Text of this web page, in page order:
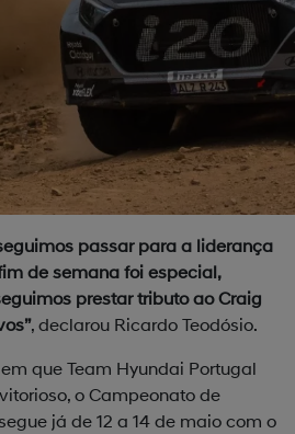
passar para a liderança
de semana foi especial,
prestar tributo ao Craig
, declarou Ricardo Teodósio.
que Team Hyundai Portugal
o Campeonato de
já de 12 a 14 de maio com o